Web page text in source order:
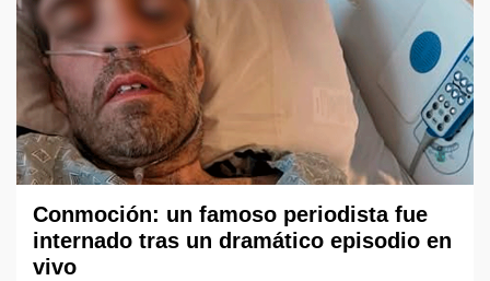
Conmoción: un famoso periodista fue
internado tras un dramático episodio en
vivo